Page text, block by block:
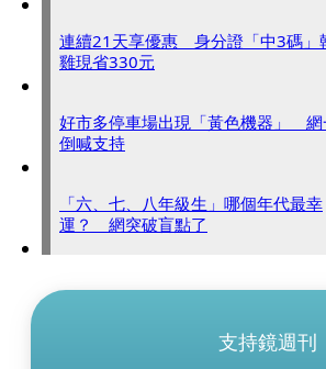
連續21天享優惠 身分證「中3碼」
雞現省330元
好市多停車場出現「黃色機器」 網
倒喊支持
「六、七、八年級生」哪個年代最幸
運？ 網突破盲點了
支持鏡週刊